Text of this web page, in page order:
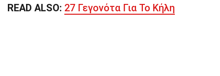
READ ALSO: 27 Γεγονότα Για Το Κήλη